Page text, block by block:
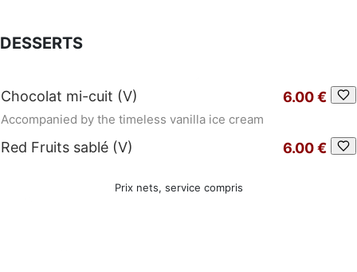
DESSERTS
Chocolat mi-cuit (V)
Accompanied by the timeless vanilla ice cream
6.00 €
Red Fruits sablé (V) 6.00 €
Prix nets, service compris